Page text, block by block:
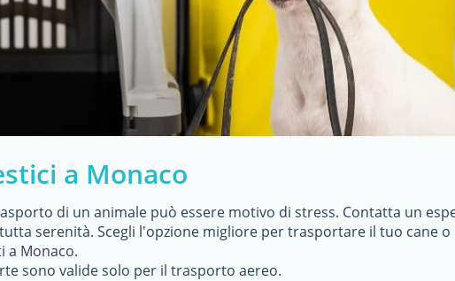
a Monaco
di un animale può essere motivo di stress. Contatta un
serenità. Scegli l'opzione migliore per trasportare il tuo cane o
a Monaco.
sono valide solo per il trasporto aereo.